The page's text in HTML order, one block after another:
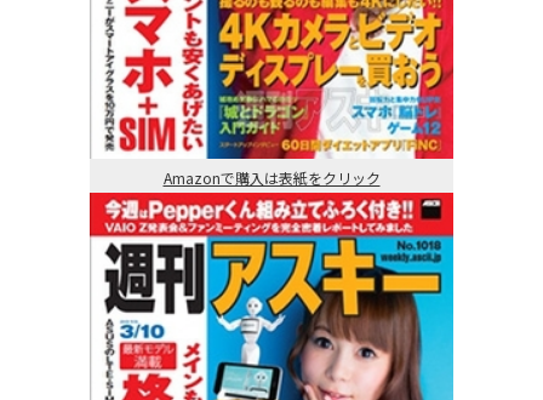
Amazonで購入は表紙をクリック